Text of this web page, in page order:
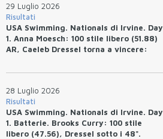
29 Luglio 2026
Risultati
USA Swimming. Nationals di Irvine. Day
1. Anna Moesch: 100 stile libero (51.88)
AR, Caeleb Dressel torna a vincere:
28 Luglio 2026
Risultati
USA Swimming. Nationals di Irvine. Day
1. Batterie. Brooks Curry: 100 stile
libero (47.56), Dressel sotto i 48".